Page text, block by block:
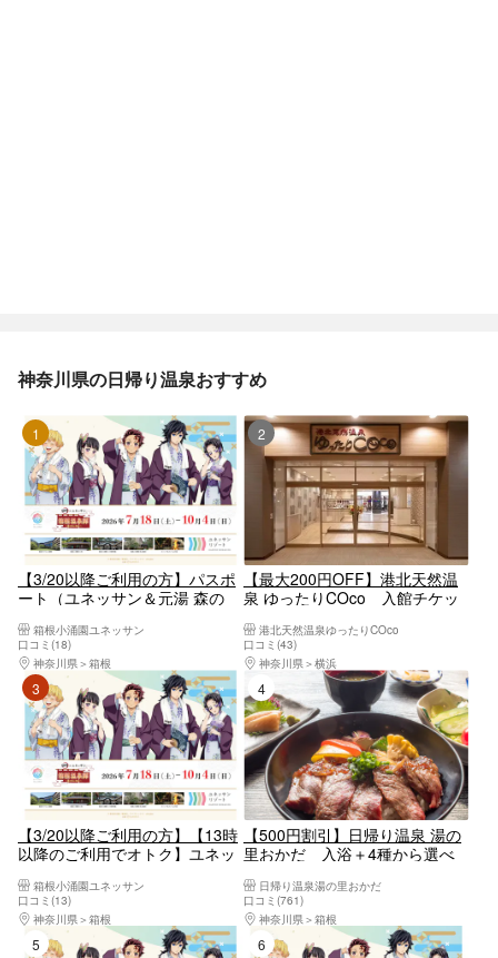
神奈川県の日帰り温泉おすすめ
1位
【3/20以降ご利用の方】パスポ
ート（ユネッサン＆元湯 森の
箱根小涌園ユネッサン
口コミ(18)
神奈川県
箱根
2位
【最大200円OFF】港北天然温
泉 ゆったりCOco 入館チケッ
港北天然温泉ゆったりCOco
口コミ(43)
神奈川県
横浜
3位
【3/20以降ご利用の方】【13時
以降のご利用でオトク】ユネッ
【6972】
箱根小涌園ユネッサン
口コミ(13)
神奈川県
箱根
4位
【500円割引】日帰り温泉 湯の
里おかだ 入浴＋4種から選べ
日帰り温泉湯の里おかだ
口コミ(761)
神奈川県
箱根
5位 6位